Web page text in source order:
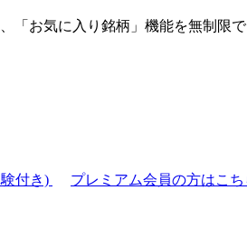
「お気に入り銘柄」機能を無制限で
付き)
プレミアム会員の方はこ